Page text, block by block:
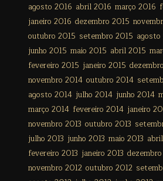
agosto 2016 abril 2016 março 2016
janeiro 2016 dezembro 2015
outubro 2015 setembro 2015
junho 2015 maio 2015 abril 2015
fevereiro 2015 janeiro 2015
novembro 2014 outubro 2014
agosto 2014 julho 2014 junho 2014
março 2014 fevereiro 2014 janeiro
novembro 2013 outubro 2013
julho 2013 junho 2013 maio 2013
fevereiro 2013 janeiro 2013
novembro 2012 outubro 2012